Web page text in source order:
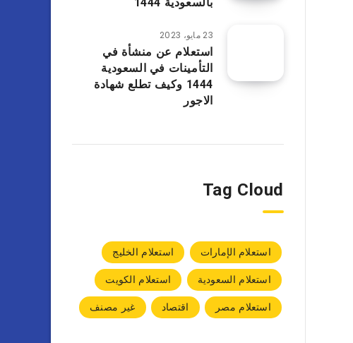
23 مايو، 2023
استعلام عن منشأة في
التأمينات في السعودية
1444 وكيف تطلع شهادة
الاجور
Tag Cloud
استعلام الإمارات
استعلام الخليج
استعلام السعودية
استعلام الكويت
استعلام مصر
اقتصاد غير مصنف